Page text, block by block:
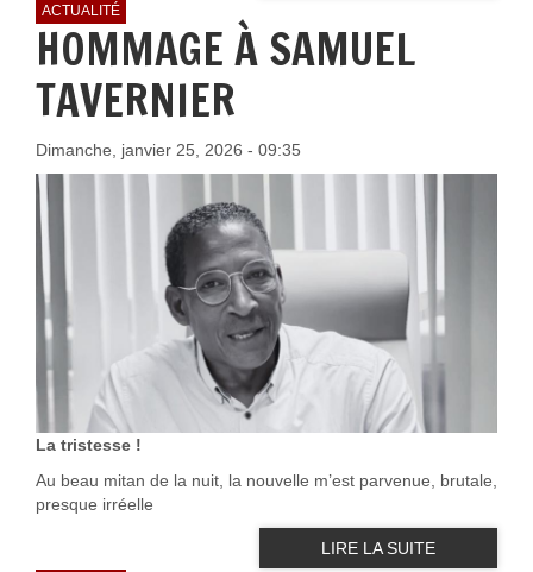
ACTUALITÉ
HOMMAGE À SAMUEL
TAVERNIER
Dimanche, janvier 25, 2026 - 09:35
La tristesse !
Au beau mitan de la nuit, la nouvelle m’est parvenue, brutale,
presque irréelle
LIRE LA SUITE